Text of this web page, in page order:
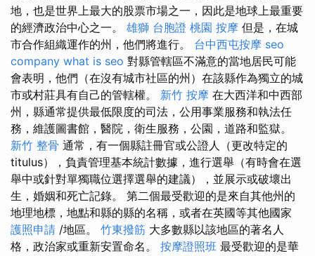
地，也是世界上最大的股票市場之一，因此是地球上最重要
的經濟政治中心之一。 雄獅 台胞證 桃園 按摩 但是，在城
市合作組織運作的州，他們將進行。 台中西屯按摩 seo
company what is seo 對縣管轄區不滿意的當地居民可能
會表明，他們（在沒有城市社區的州）在該縣作為獨立的城
市或村莊具有自己的管轄權。 新竹 按摩 在大西洋和中西部
州，縣通常提供最低限度的司法，公用事業服務和執法任
務，維護圖書館，醫院，衛生服務，公園，道路和監獄。
新竹 整骨 通常，有一個縣註冊官或公證人（更改特定的
titulus），負責管理基本統計數據，進行選舉（有時會在選
舉中或針對單獨職位選擇選舉的建議），並展示或破壞出
生，婚姻和死亡記錄。 第二個最受歡迎的是來自其他州的
地理地標，地點和縣的縣的名稱，或者在英國等其他國家
護照申請 /地區。 竹東撥筋 大多數縣以該地區的著名人
格，政治家或重新安置命名。 按摩證照班 最受歡迎的是華